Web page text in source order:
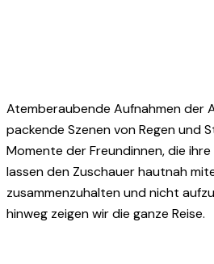
Atemberaubende Aufnahmen der
packende Szenen von Regen und
Momente der Freundinnen, die
lassen den Zuschauer hautnah
zusammenzuhalten und nicht
hinweg zeigen wir die ganze Reise.